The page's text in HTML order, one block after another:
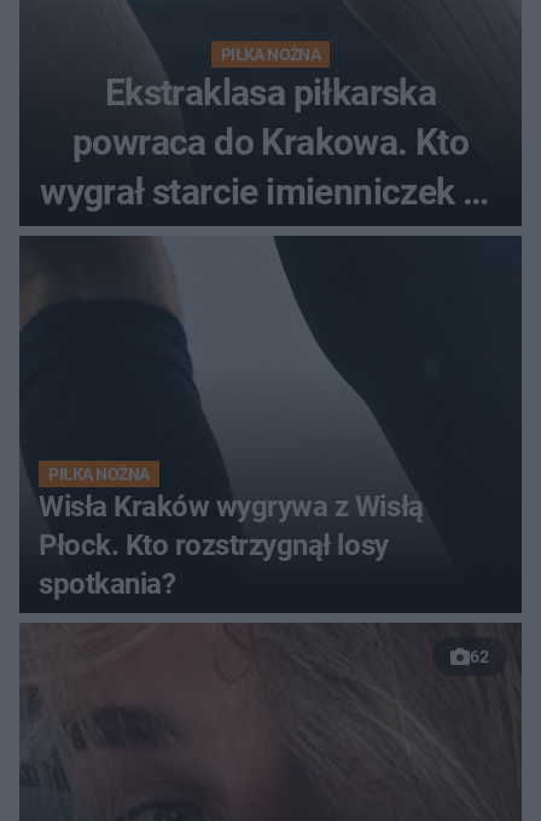
PIŁKA NOŻNA
Ekstraklasa piłkarska
powraca do Krakowa. Kto
wygrał starcie imienniczek na
pełnym stadionie
PIŁKA NOŻNA
Wisła Kraków wygrywa z Wisłą
Płock. Kto rozstrzygnął losy
spotkania?
62